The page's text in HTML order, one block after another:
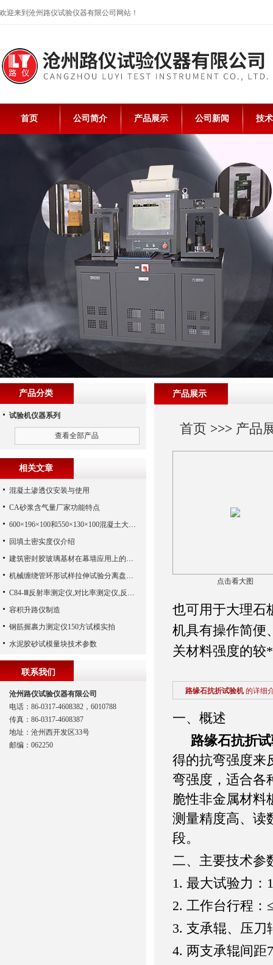
欢迎来到沧州路仪试验仪器有限公司网站！
首页 公司简介 产品展示 公司新闻 技
产品展示
首页 >>> 产品
点击看大图
也可用于大理石
机具有操作简便
关材料强度的较
路缘石抗折试验机 的详细
一、概述
路缘石抗折
得的抗弯强度来
弯强度，适合各
脆性非金属材料
测量精度高、读
段。
二、主要技术参
1. 最大试验力：
2. 工作台行程：
3. 支承辊、压刀
4. 两支承辊间距
产品分类
试验机仪器系列
查看全部产品
相关文章
混凝土渗透仪安装与使用
CA砂浆含气量厂家功能特点
600×196×100和550×130×100混凝土大八字试模
回填土密实度仪介绍
建筑密封胶玻璃基材在幕墙应用上的选择说明
机械缠绕管环形试样拉伸试验分离盘简介
C84-Ⅲ反射率测定仪,对比率测定仪,反射率仪（河北路仪）
容积升路仪制造
钢筋握裹力测定仪150方试模实拍
水泥胶砂试模量块技术参数
联系我们
沧州路仪试验仪器有限公司
电话：86-0317-4608382，6010788
传真：86-0317-4608387
地址：沧州西开发区33号
邮编：062250